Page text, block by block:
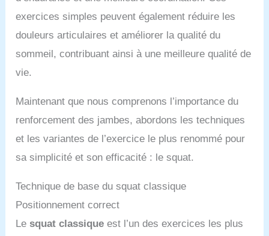
exercices simples peuvent également réduire les
douleurs articulaires et améliorer la qualité du
sommeil, contribuant ainsi à une meilleure qualité de
vie.
Maintenant que nous comprenons l’importance du
renforcement des jambes, abordons les techniques
et les variantes de l’exercice le plus renommé pour
sa simplicité et son efficacité : le squat.
Technique de base du squat classique
Positionnement correct
Lesquat classique est l’un des exercices les plus